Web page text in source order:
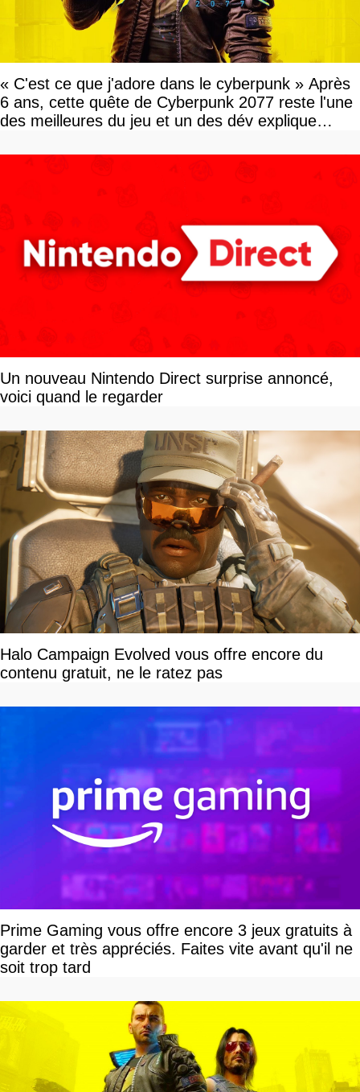
« C'est ce que j'adore dans le cyberpunk » Après
6 ans, cette quête de Cyberpunk 2077 reste l'une
des meilleures du jeu et un des dév explique
Un nouveau Nintendo Direct surprise annoncé,
voici quand le regarder
Halo Campaign Evolved vous offre encore du
contenu gratuit, ne le ratez pas
Prime Gaming vous offre encore 3 jeux gratuits à
garder et très appréciés. Faites vite avant qu'il ne
soit trop tard